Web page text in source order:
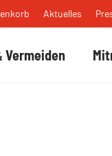
Vermeiden
Aktuelles